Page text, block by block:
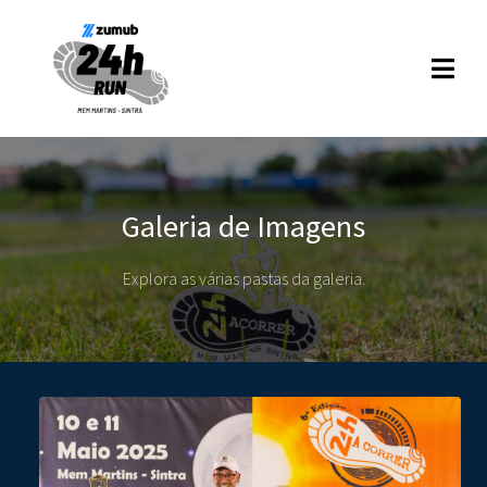
Galeria de Imagens
Explora as várias pastas da galeria.